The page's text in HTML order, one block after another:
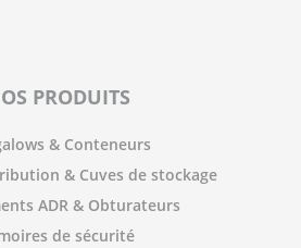
PRODUITS
& Conteneurs
& Cuves de stockage
ADR & Obturateurs
de sécurité